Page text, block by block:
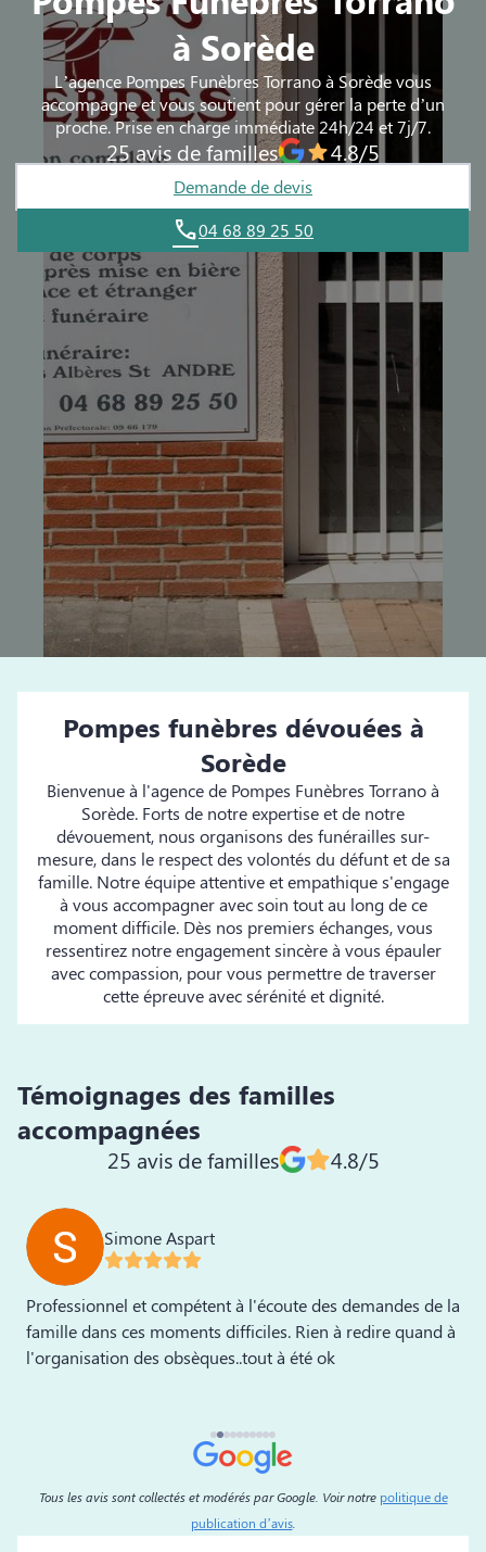
ARGELES-SUR-MER
LAROQUE-DES-ALBERES
à Sorède
L’agence Pompes Funèbres Torrano à Sorède vous
accompagne et vous soutient pour gérer la perte d’un
proche. Prise en charge immédiate 24h/24 et 7j/7.
25 avis de familles 4.8/5
Demande de devis
04 68 89 25 50
Pompes funèbres dévouées à
Sorède
Bienvenue à l'agence de Pompes Funèbres Torrano à
Sorède. Forts de notre expertise et de notre
dévouement, nous organisons des funérailles sur-
mesure, dans le respect des volontés du défunt et de sa
famille. Notre équipe attentive et empathique s'engage
à vous accompagner avec soin tout au long de ce
moment difficile. Dès nos premiers échanges, vous
ressentirez notre engagement sincère à vous épauler
avec compassion, pour vous permettre de traverser
cette épreuve avec sérénité et dignité.
Témoignages des familles
accompagnées
25 avis de familles 4.8/5
Simone Aspart
Professionnel et compétent à l'écoute des demandes de la
famille dans ces moments difficiles. Rien à redire quand à
l'organisation des obsèques..tout à été ok
Tous les avis sont collectés et modérés par Google. Voir notre politique de
publication d’avis.